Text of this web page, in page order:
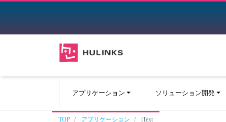
アプリケーション ソリューション開発
TOP アプリケーション iText